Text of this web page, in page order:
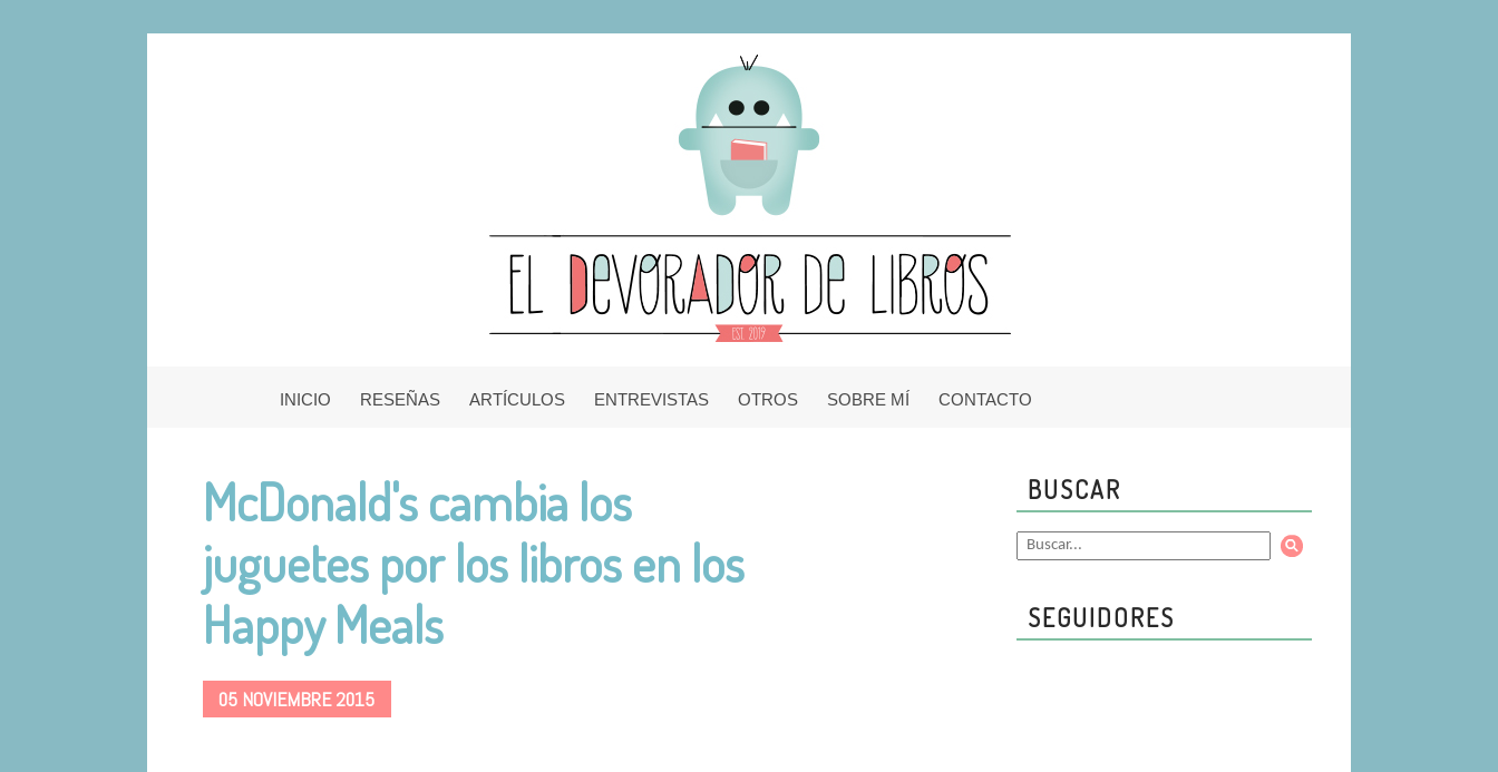
INICIO RESEÑAS ARTÍCULOS ENTREVISTAS OTROS SOBRE MÍ CONTACTO
McDonald's cambia los
juguetes por los libros en los
Happy Meals
05 NOVIEMBRE 2015
BUSCAR
SEGUIDORES